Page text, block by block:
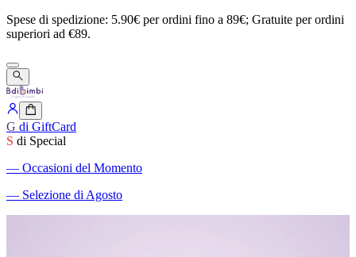
Spese di spedizione: 5.90€ perordini fino a 89€; Gratuite perordini
superiori ad €89.
G di GiftCard
S di Special
― Occasioni del Momento
― Selezione di Agosto